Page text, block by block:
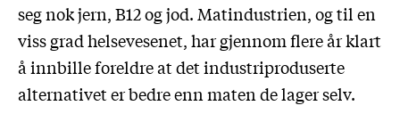
seg nok jern, B12 og jod. Matindustrien, og til en
viss grad helsevesenet, har gjennom flere år klart
å innbille foreldre at det industriproduserte
alternativet er bedre enn maten de lager selv.